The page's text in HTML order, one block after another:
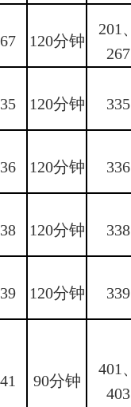
67 120分钟
201、
267
35 120分钟 335
36 120分钟 336
38 120分钟 338
39 120分钟 339
41 90分钟
401、
403